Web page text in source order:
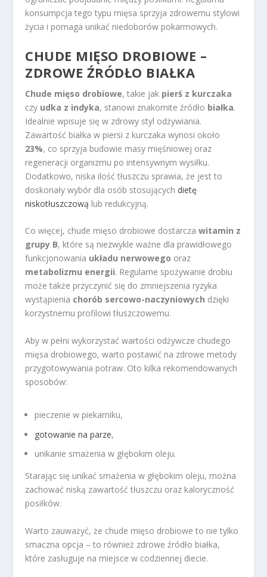
konsumpcja tego typu mięsa sprzyja zdrowemu stylowi
życia i pomaga unikać niedoborów pokarmowych.
CHUDE MIĘSO DROBIOWE –
ZDROWE ŹRÓDŁO BIAŁKA
Chude mięso drobiowe, takie jak pierś z kurczaka
czy udka z indyka, stanowi znakomite źródło białka.
Idealnie wpisuje się w zdrowy styl odżywiania.
Zawartość białka w piersi z kurczaka wynosi około
23%, co sprzyja budowie masy mięśniowej oraz
regeneracji organizmu po intensywnym wysiłku.
Dodatkowo, niska ilość tłuszczu sprawia, że jest to
doskonały wybór dla osób stosujących dietę
niskotłuszczową lub redukcyjną.
Co więcej, chude mięso drobiowe dostarczawitamin z
grupy B, które są niezwykle ważne dla prawidłowego
funkcjonowania układu nerwowego oraz
metabolizmu energii. Regularne spożywanie drobiu
może także przyczynić się do zmniejszenia ryzyka
wystąpienia chorób sercowo-naczyniowych dzięki
korzystnemu profilowi tłuszczowemu.
Aby w pełni wykorzystać wartości odżywcze chudego
mięsa drobiowego, warto postawić na zdrowe metody
przygotowywania potraw. Oto kilka rekomendowanych
sposobów:
pieczenie w piekarniku,
gotowanie na parze,
unikanie smażenia w głębokim oleju.
Starając się unikać smażenia w głębokim oleju, można
zachować niską zawartość tłuszczu oraz kaloryczność
posiłków.
Warto zauważyć, że chude mięso drobiowe to nie tylko
smaczna opcja – to również zdrowe źródło białka,
które zasługuje na miejsce w codziennej diecie.